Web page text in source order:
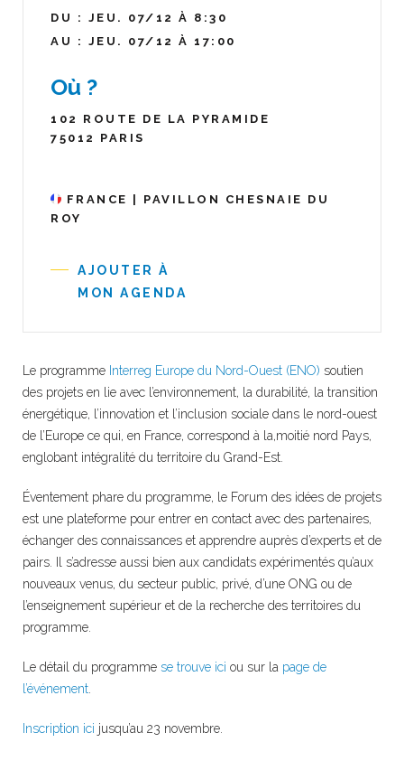
DU : JEU. 07/12 À 8:30
AU : JEU. 07/12 À 17:00
Où ?
102 ROUTE DE LA PYRAMIDE
75012 PARIS
FRANCE | PAVILLON CHESNAIE DU
ROY
AJOUTER À
MON AGENDA
Le programme Interreg Europe du Nord-Ouest (ENO) soutien
des projets en lie avec l’environnement, la durabilité, la transition
énergétique, l’innovation et l’inclusion sociale dans le nord-ouest
de l’Europe ce qui, en France, correspond à la,moitié nord Pays,
englobant intégralité du territoire du Grand-Est.
Éventement phare du programme, le Forum des idées de projets
est une plateforme pour entrer en contact avec des partenaires,
échanger des connaissances et apprendre auprès d’experts et de
pairs. Il s’adresse aussi bien aux candidats expérimentés qu’aux
nouveaux venus, du secteur public, privé, d’une ONG ou de
l’enseignement supérieur et de la recherche des territoires du
programme.
Le détail du programme se trouve ici ou sur la page de
l’événement
Inscription ici jusqu’au 23 novembre.